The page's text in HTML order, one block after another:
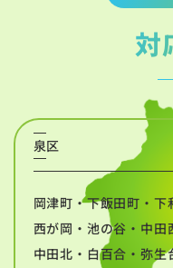
対
泉区
岡津町・下飯田町・下
西が岡・池の谷・中田
中田北・白百合・弥生